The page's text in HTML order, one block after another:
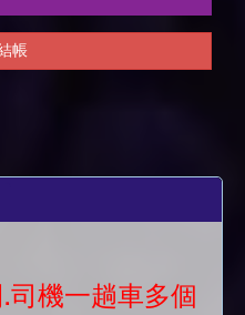
帳
機一趟車多個